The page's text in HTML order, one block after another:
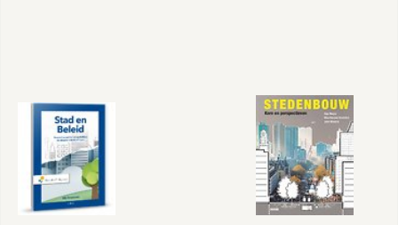
-Toekomstgerichtheid
-Verantwoordelijkheidsbesef
-Verbondenheid
-WOO (innemendheid)
-Zelfverzekerdheid